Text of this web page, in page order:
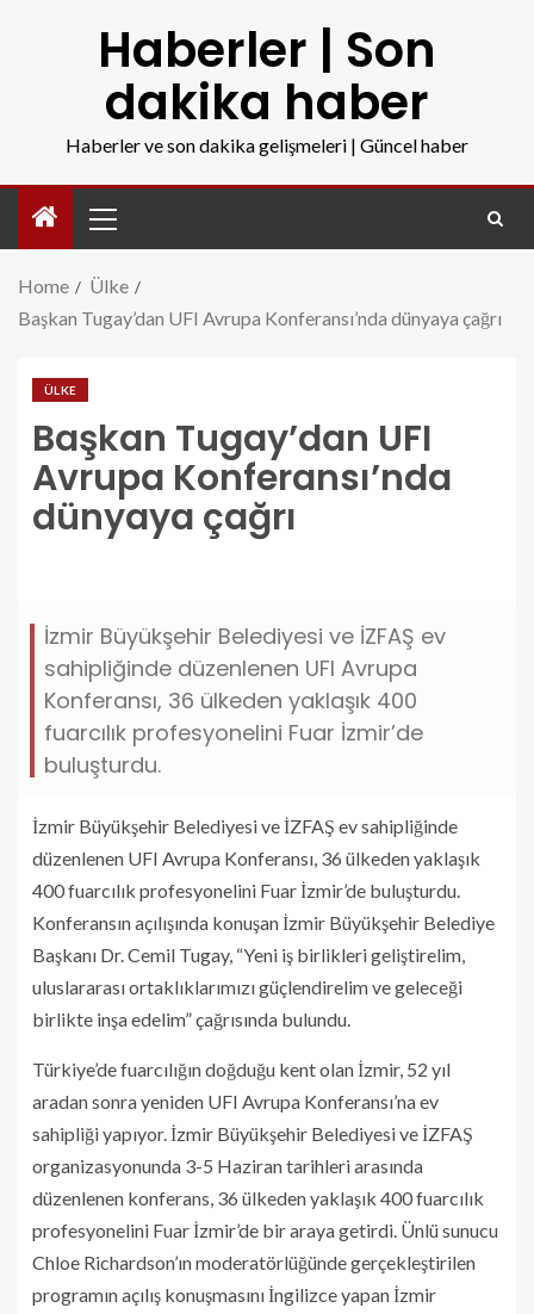
Haberler | Son
dakika haber
Haberler ve son dakika gelişmeleri | Güncel haber
Home
Ülke
Başkan Tugay’dan UFI Avrupa Konferansı’nda dünyaya çağrı
ÜLKE
Başkan Tugay’dan UFI
Avrupa Konferansı’nda
dünyaya çağrı
baskan-tugaydan-ufi-avrupa-konferansinda-
İzmir Büyükşehir Belediyesi ve İZFAŞ ev
sahipliğinde düzenlenen UFI Avrupa
Konferansı, 36 ülkeden yaklaşık 400
fuarcılık profesyonelini Fuar İzmir’de
buluşturdu.
İzmir Büyükşehir Belediyesi ve İZFAŞ ev sahipliğinde
düzenlenen UFI Avrupa Konferansı, 36 ülkeden yaklaşık
400 fuarcılık profesyonelini Fuar İzmir’de buluşturdu.
Konferansın açılışında konuşan İzmir Büyükşehir Belediye
Başkanı Dr. Cemil Tugay, “Yeni iş birlikleri geliştirelim,
uluslararası ortaklıklarımızı güçlendirelim ve geleceği
birlikte inşa edelim” çağrısında bulundu.
Türkiye’de fuarcılığın doğduğu kent olan İzmir, 52 yıl
aradan sonra yeniden UFI Avrupa Konferansı’na ev
sahipliği yapıyor. İzmir Büyükşehir Belediyesi ve İZFAŞ
organizasyonunda 3-5 Haziran tarihleri arasında
düzenlenen konferans, 36 ülkeden yaklaşık 400 fuarcılık
profesyonelini Fuar İzmir’de bir araya getirdi. Ünlü sunucu
Chloe Richardson’ın moderatörlüğünde gerçekleştirilen
programın açılış konuşmasını İngilizce yapan İzmir